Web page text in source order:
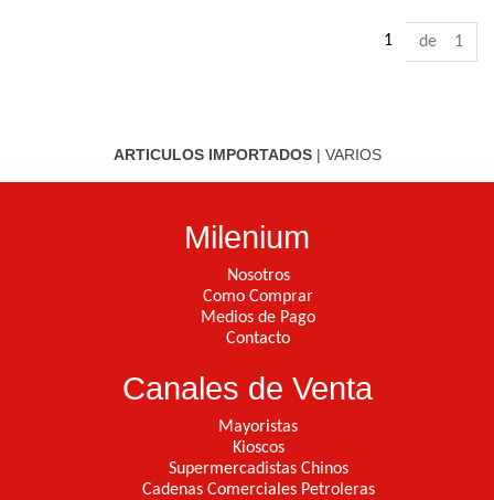
1 de 1
ARTICULOS IMPORTADOS| VARIOS
Milenium
Nosotros
Como Comprar
Medios de Pago
Contacto
Canales de Venta
Mayoristas
Kioscos
Supermercadistas Chinos
Cadenas Comerciales Petroleras